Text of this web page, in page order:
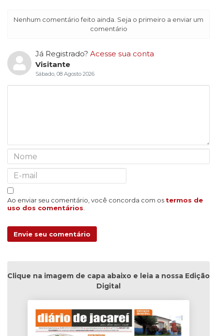
Nenhum comentário feito ainda. Seja o primeiro a enviar um
comentário
Já Registrado? Acesse sua conta
Visitante
Sábado, 08 Agosto 2026
Ao enviar seu comentário, você concorda com os termos de
uso dos comentários.
Envie seu comentário
Clique na imagem de capa abaixo e leia a nossa Edição
Digital